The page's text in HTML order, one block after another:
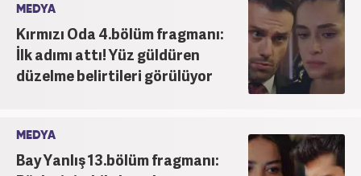
MEDYA
Kırmızı Oda 4.bölüm fragmanı:
İlk adımı attı! Yüz güldüren
düzelme belirtileri görülüyor
MEDYA
Bay Yanlış 13.bölüm fragmanı: